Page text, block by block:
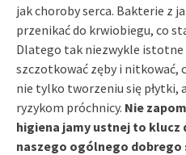
jak choroby serca. Bakterie z
przenikać do krwiobiegu, co
Dlatego tak niezwykle istotne
szczotkować zęby i nitkować,
nie tylko tworzeniu się płytki,
ryzykom próchnicy. Nie
higiena jamy ustnej to klucz
naszego ogólnego dobrego